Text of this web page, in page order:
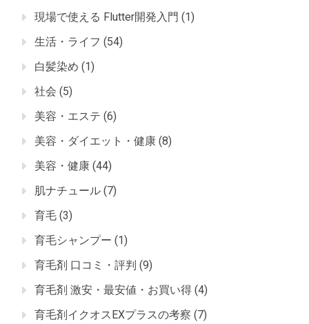
現場で使える Flutter開発入門 (1)
生活・ライフ (54)
白髪染め (1)
社会 (5)
美容・エステ (6)
美容・ダイエット・健康 (8)
美容・健康 (44)
肌ナチュール (7)
育毛 (3)
育毛シャンプー (1)
育毛剤 口コミ・評判 (9)
育毛剤 激安・最安値・お買い得 (4)
育毛剤イクオスEXプラスの考察 (7)